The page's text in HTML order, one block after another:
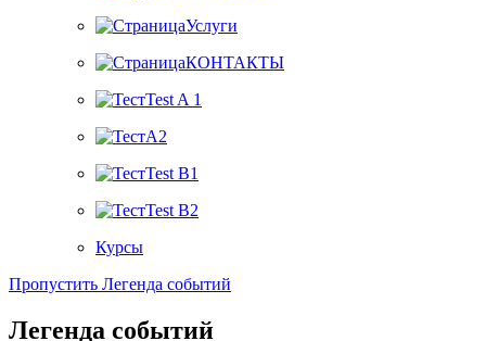
Услуги
КОНТАКТЫ
Test A 1
A2
Test B1
Test B2
Курсы
Пропустить Легенда событий
Легенда событий